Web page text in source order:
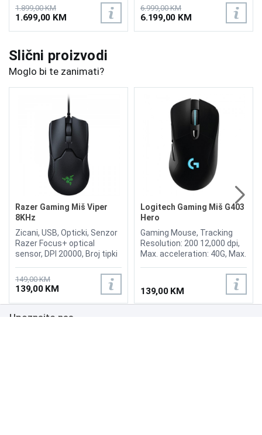
1.899,00 KM
1.699,00 KM
6.999,00 KM
6.199,00 KM
Slični proizvodi
Moglo bi te zanimati?
Razer Gaming Miš Viper
8KHz
Zicani, USB, Opticki, Senzor
Razer Focus+ optical
sensor, DPI 20000, Broj tipki
Ambidextrous Esports
Gaming Mouse with 8000Hz
Polling Rate, Wired -
Speedflex Cable, Razer
Chroma RGB, Speed 650,
149,00 KM
139,00 KM
Logitech Gaming Miš G403
Hero
Gaming Mouse, Tracking
Resolution: 200 12,000 dpi,
Max. acceleration: 40G, Max.
format: 16 bits/axis., USB
report rate: 1000 Hz (1ms),
Microprocessor: 32-bit ARM,
Buttons durability (Left /
139,00 KM
Upoznajte nas